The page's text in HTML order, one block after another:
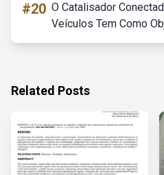
#20 O Catalisador
Veículos Tem Como
Related Posts